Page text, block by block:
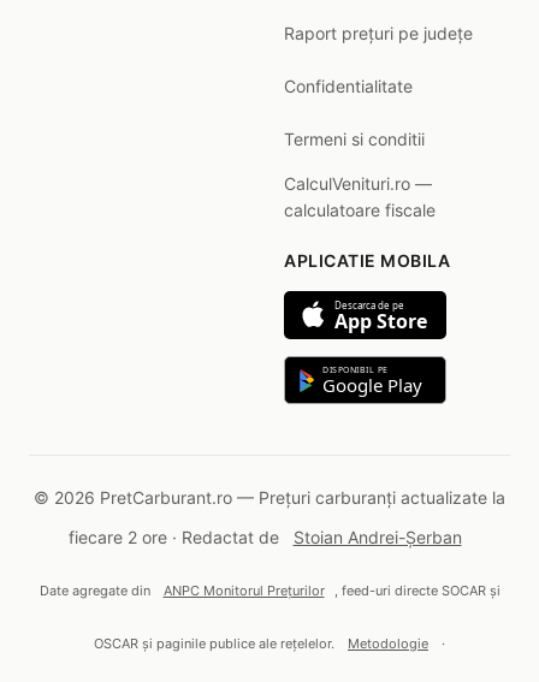
Raport prețuri pe județe
Confidentialitate
Termeni si conditii
CalculVenituri.ro —
calculatoare fiscale
APLICATIE MOBILA
Descarca de pe
App Store
DISPONIBIL PE
Google Play
© 2026 PretCarburant.ro — Prețuri carburanți actualizate la
fiecare 2 ore · Redactat de
Stoian Andrei-Șerban
Date agregate din ANPC Monitorul Prețurilor , feed-uri directe SOCAR și
OSCAR și paginile publice ale rețelelor. Metodologie ·